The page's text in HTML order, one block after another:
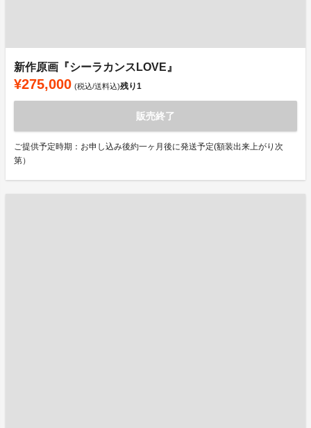
新作原画『シーラカンスLOVE』
¥275,000 (税込/送料込)残り1
販売終了
ご提供予定時期：お申し込み後約一ヶ月後に発送予定(額装出来上がり次
第）